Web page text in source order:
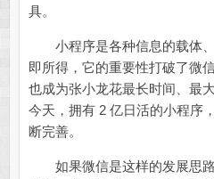
具。
小程序是各种信息的载体、
即所得，它的重要性打破了微
也成为张小龙花最长时间、最
今天，拥有 2 亿日活的小程序
断完善。
如果微信是这样的发展思路